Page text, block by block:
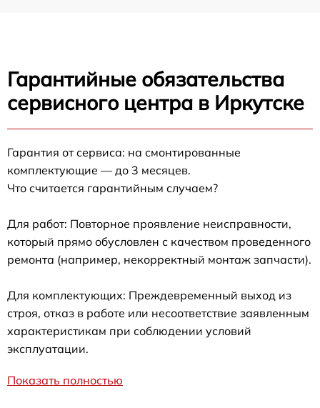
Гарантийные обязательства
сервисного центра в Иркутске
Гарантия от сервиса: на смонтированные
комплектующие — до 3 месяцев.
Что считается гарантийным случаем?
Для работ: Повторное проявление неисправности,
который прямо обусловлен с качеством проведенного
ремонта (например, некорректный монтаж запчасти).
Для комплектующих: Преждевременный выход из
строя, отказ в работе или несоответствие заявленным
характеристикам при соблюдении условий
эксплуатации.
Показать полностью